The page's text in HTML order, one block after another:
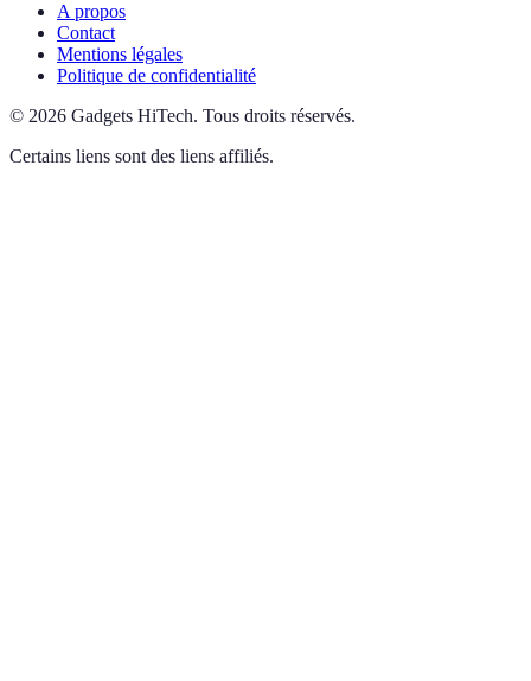
A propos
Contact
Mentions légales
Politique de confidentialité
© 2026 Gadgets HiTech. Tous droits réservés.
Certains liens sont des liens affiliés.